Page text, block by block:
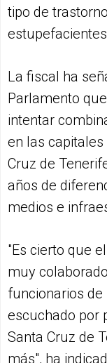
tipo de
La fiscal ha
Parlamento
intentar
en las
Cruz de
años de
medios e
"Es cierto que
muy
funcionarios
escuchado por
Santa Cruz de
más", ha